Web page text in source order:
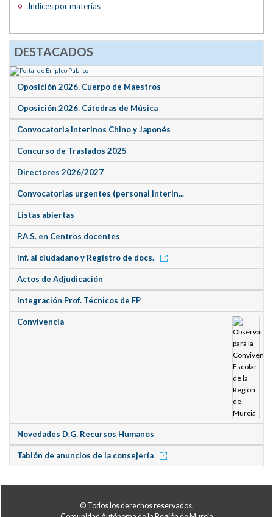
Índices por materias
DESTACADOS
Oposición 2026. Cuerpo de Maestros
Oposición 2026. Cátedras de Música
Convocatoria Interinos Chino y Japonés
Concurso de Traslados 2025
Directores 2026/2027
Convocatorias urgentes (personal interin...
Listas abiertas
P.A.S. en Centros docentes
Inf. al ciudadano y Registro de docs.
Actos de Adjudicación
Integración Prof. Técnicos de FP
Convivencia
Novedades D.G. Recursos Humanos
Tablón de anuncios de la consejería
© Todos los derechos reservados.